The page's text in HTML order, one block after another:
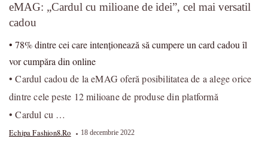
eMAG: „Cardul cu milioane de idei”, cel mai versatil
cadou
• 78% dintre cei care intenționează să cumpere un card cadou îl
vor cumpăra din online
• Cardul cadou de la eMAG oferă posibilitatea de a alege orice
dintre cele peste 12 milioane de produse din platformă
• Cardul cu …
Echipa Fashion8.ro 18 decembrie 2022